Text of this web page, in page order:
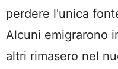
perdere l'unica
Alcuni emigrarono
altri rimasero nel